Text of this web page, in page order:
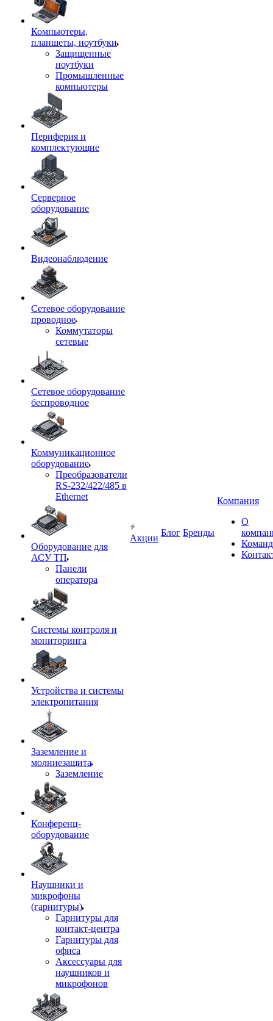
Компьютеры,
планшеты, ноутбуки
Защищенные
ноутбуки
Промышленные
компьютеры
Периферия и
комплектующие
Серверное
оборудование
Видеонаблюдение
Сетевое оборудование
проводное
Коммутаторы
сетевые
Сетевое оборудование
беспроводное
Коммуникационное
оборудование
Преобразователи
RS-232/422/485 в
Ethernet
Оборудование для
АСУ ТП
Панели
оператора
Системы контроля и
мониторинга
Устройства и системы
электропитания
Заземление и
молниезащита
Заземление
Конференц-
оборудование
Наушники и
микрофоны
(гарнитуры)
Гарнитуры для
контакт-центра
Гарнитуры для
офиса
Аксессуары для
наушников и
микрофонов
Акции
Блог Бренды
Компания
О